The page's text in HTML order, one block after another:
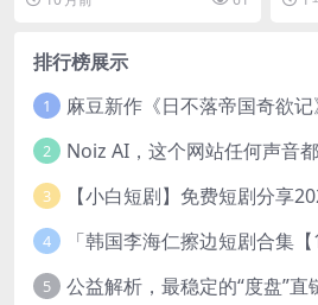
第一
排行榜展示
1
2 Noiz AI，这个网站任何声音
3 【小白短剧】免费短剧分享
4 「韩国李海仁擦边短剧合集
5